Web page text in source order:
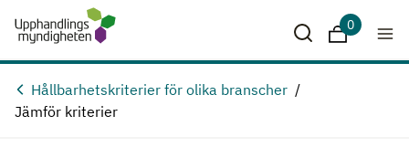
Hoppa till huvudinnehåll
Sparade
0
Hållbarhetskriterier för olika branscher
Jämför kriterier